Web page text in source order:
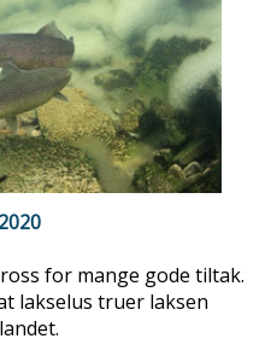
for mange gode tiltak.
lakselus truer laksen